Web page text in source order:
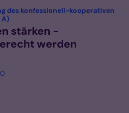
2026
des konfessionell-kooperativen
stärken -
werden